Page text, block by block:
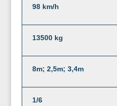
98 km/h
13500 kg
8m; 2,5m; 3,4m
1/6